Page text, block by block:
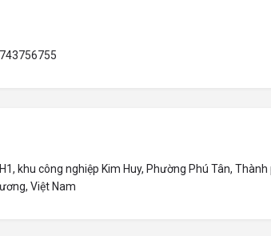
khu công nghiệp Kim Huy, Phường Phú Tân,
Việt Nam